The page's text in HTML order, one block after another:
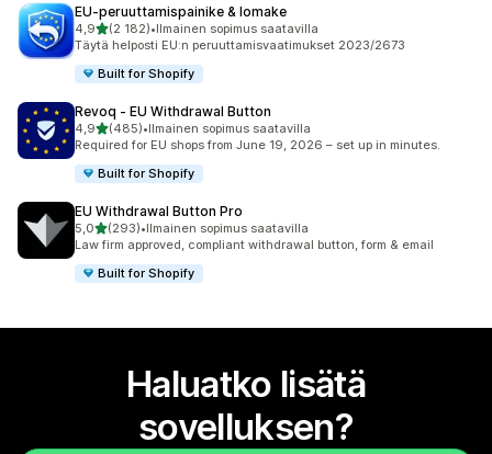
EU‑peruuttamispainike & lomake
4,9/ 5 tähteä
(2 182)
2182 arvostelua yhteensä
•Ilmainen sopimus saatavilla
Täytä helposti EU:n peruuttamisvaatimukset 2023/2673
Built for Shopify
Revoq ‑ EU Withdrawal Button
4,9/ 5 tähteä
(485)
485 arvostelua yhteensä
•Ilmainen sopimus saatavilla
Required for EU shops from June 19, 2026 – set up in minutes.
Built for Shopify
EU Withdrawal Button Pro
5,0/ 5 tähteä
(293)
293 arvostelua yhteensä
•Ilmainen sopimus saatavilla
Law firm approved, compliant withdrawal button, form & email
Built for Shopify
Haluatko lisätä
sovelluksen?